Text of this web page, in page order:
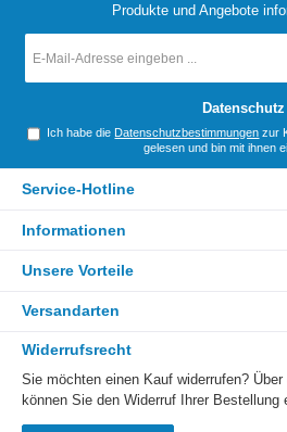
Produkte und Angebote
Mail-
Datenschutz
Ich habe die Datenschutzbestimmungen zur
gelesen und bin mit ihnen
Service-Hotline
Informationen
Unsere Vorteile
Versandarten
Widerrufsrecht
Sie möchten einen Kauf widerrufen?
können Sie den Widerruf Ihrer Bestellung